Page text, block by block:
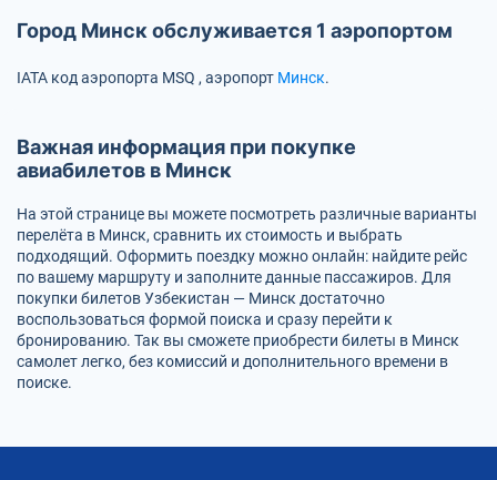
Город Минск обслуживается 1 аэропортом
IATA код аэропорта MSQ , аэропорт Минск.
Важная информация при покупке
авиабилетов в Минск
На этой странице вы можете посмотреть различные варианты
перелёта в Минск, сравнить их стоимость и выбрать
подходящий. Оформить поездку можно онлайн: найдите рейс
по вашему маршруту и заполните данные пассажиров. Для
покупки билетов Узбекистан — Минск достаточно
воспользоваться формой поиска и сразу перейти к
бронированию. Так вы сможете приобрести билеты в Минск
самолет легко, без комиссий и дополнительного времени в
поиске.